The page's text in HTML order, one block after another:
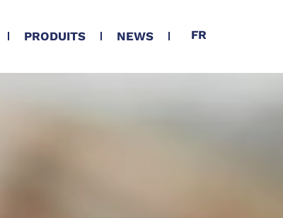
PRODUITS NEWS FR